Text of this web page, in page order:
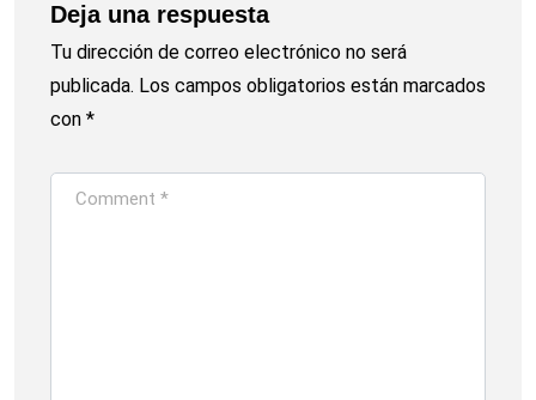
Deja una respuesta
Tu dirección de correo electrónico no será
publicada. Los campos obligatorios están marcados
con *